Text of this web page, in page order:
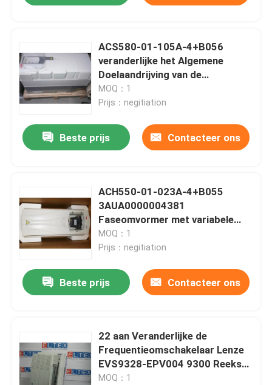
ACS580-01-105A-4+B056
veranderlijke het Algemene
Doelaandrijving van de
Frequentieomschakelaar
3AUA0000150595
MOQ：1
Prijs：negitiation
Beste prijs Contacteer ons
ACH550-01-023A-4+B055
3AUA0000004381
Faseomvormer met variabele
frequentie 11 kW
MOQ：1
Prijs：negitiation
Beste prijs Contacteer ons
22 aan Veranderlijke de
Frequentieomschakelaar Lenze
EVS9328-EPV004 9300 Reeks
22 van 30Kw aan 30Kw
MOQ：1